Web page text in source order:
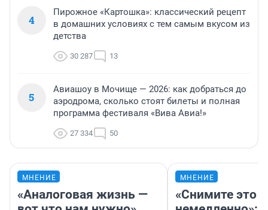
4
Пирожное «Картошка»: классический рецепт
в домашних условиях с тем самым вкусом из
детства
30 287 13
5
Авиашоу в Мочище — 2026: как добраться до
аэродрома, сколько стоят билеты и полная
программа фестиваля «Вива Авиа!»
27 334 50
МНЕНИЕ
«Аналоговая жизнь —
МНЕНИЕ
«Снимите это